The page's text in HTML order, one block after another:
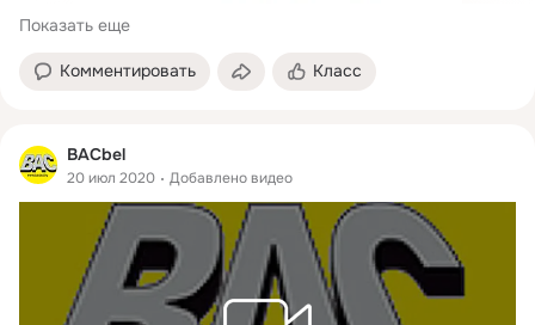
Показать еще
Комментировать Класс
BACbel
20 июл 2020 Добавлено видео